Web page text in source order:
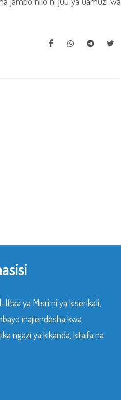
Iftaa ya Misri ni ya kiserikali,
inajiendesha kwa
ngazi ya kikanda, kitaifa na